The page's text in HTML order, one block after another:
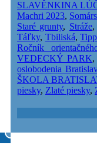
SLAVĚNKINA
Machri 2023,
Staré grunty, Stráže,
Táľky, Tbiliská,
Ročník
VEDECKÝ PARK,
oslobodenia
ŠKOLA
piesky, Zlaté piesky,